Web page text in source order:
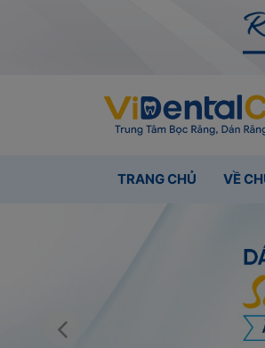
TRANG CHỦ VỀ